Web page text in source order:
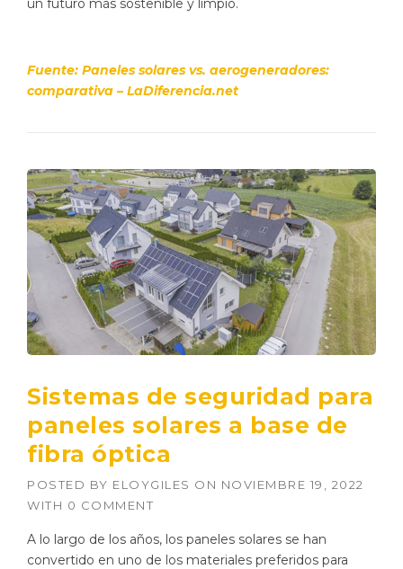
un futuro más sostenible y limpio.
Fuente: Paneles solares vs. aerogeneradores:
comparativa – LaDiferencia.net
Sistemas de seguridad para
paneles solares a base de
fibra óptica
POSTED BY ELOYGILES ON NOVIEMBRE 19, 2022
WITH 0 COMMENT
A lo largo de los años, los paneles solares se han
convertido en uno de los materiales preferidos para